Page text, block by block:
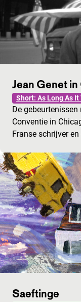
Jean Genet
Short: As Long As It
De
Conventie in
Franse schrijver
Saeftinge